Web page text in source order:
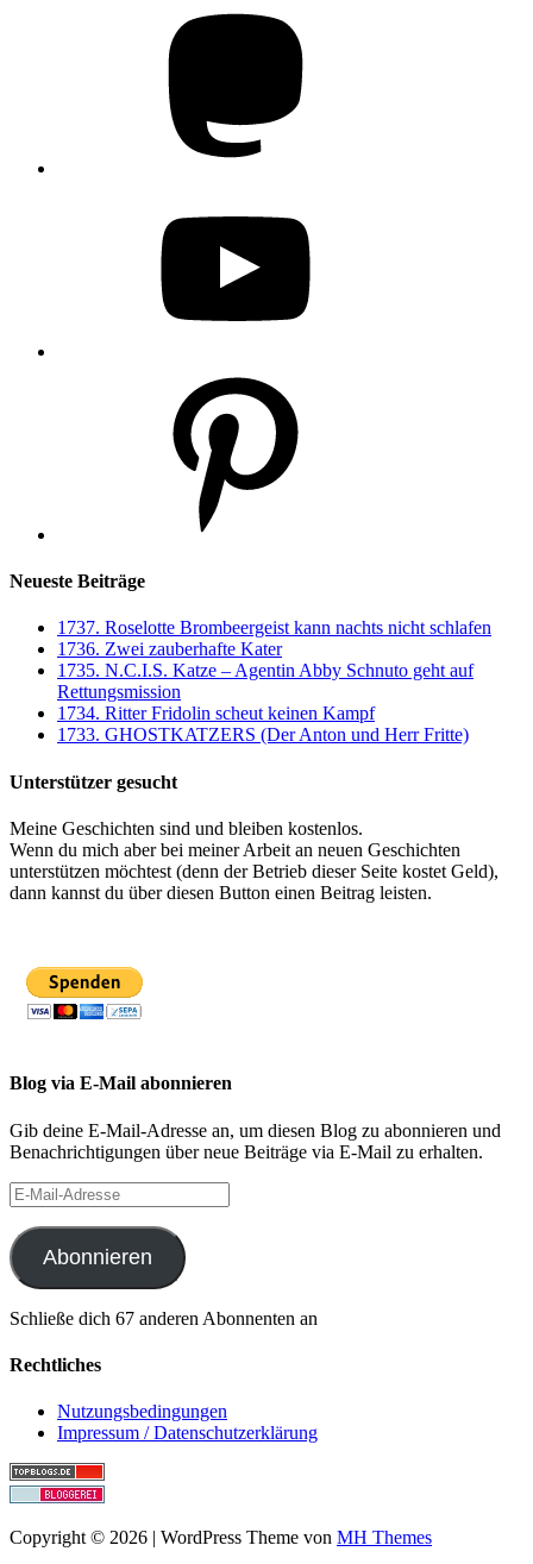
Neueste Beiträge
1737. Roselotte Brombeergeist kann nachts nicht schlafen
1736. Zwei zauberhafte Kater
1735. N.C.I.S. Katze – Agentin Abby Schnuto geht auf
Rettungsmission
1734. Ritter Fridolin scheut keinen Kampf
1733. GHOSTKATZERS (Der Anton und Herr Fritte)
Unterstützer gesucht
Meine Geschichten sind und bleiben kostenlos.
Wenn du mich aber bei meiner Arbeit an neuen Geschichten
unterstützen möchtest (denn der Betrieb dieser Seite kostet Geld),
dann kannst du über diesen Button einen Beitrag leisten.
Blog via E-Mail abonnieren
Gib deine E-Mail-Adresse an, um diesen Blog zu abonnieren und
Benachrichtigungen über neue Beiträge via E-Mail zu erhalten.
E-
Mail-
Adresse
Abonnieren
Schließe dich 67 anderen Abonnenten an
Rechtliches
Nutzungsbedingungen
Impressum / Datenschutzerklärung
Copyright © 2026 | WordPress Theme von MH Themes